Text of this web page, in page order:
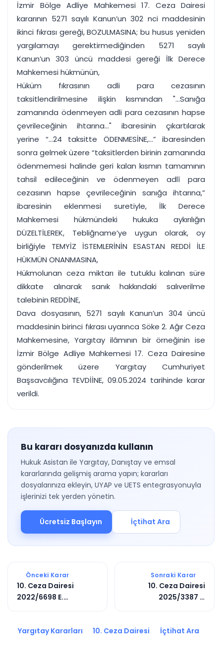
İzmir Bölge Adliye Mahkemesi 17. Ceza Dairesi
kararının 5271 sayılı Kanun’un 302 nci maddesinin
ikinci fıkrası gereği, BOZULMASINA; bu husus yeniden
yargılamayı gerektirmediğinden 5271 sayılı
Kanun’un 303 üncü maddesi gereği İlk Derece
Mahkemesi hükmünün,
Hüküm fıkrasının adli para cezasının
taksitlendirilmesine ilişkin kısmından "...Sanığa
zamanında ödenmeyen adli para cezasının hapse
çevrileceğinin ihtarına..." ibaresinin çıkartılarak
yerine “...24 taksitte ÖDENMESİNE,...” ibaresinden
sonra gelmek üzere “taksitlerden birinin zamanında
ödenmemesi halinde geri kalan kısmın tamamının
tahsil edileceğinin ve ödenmeyen adlî para
cezasının hapse çevrileceğinin sanığa ihtarına,”
ibaresinin eklenmesi suretiyle, İlk Derece
Mahkemesi hükmündeki hukuka aykırılığın
DÜZELTİLEREK, Tebliğname’ye uygun olarak, oy
birliğiyle TEMYİZ İSTEMLERİNİN ESASTAN REDDİ İLE
HÜKMÜN ONANMASINA,
Hükmolunan ceza miktarı ile tutuklu kalınan süre
dikkate alınarak sanık hakkındaki salıverilme
talebinin REDDİNE,
Dava dosyasının, 5271 sayılı Kanun’un 304 üncü
maddesinin birinci fıkrası uyarınca Söke 2. Ağır Ceza
Mahkemesine, Yargıtay ilâmının bir örneğinin ise
İzmir Bölge Adliye Mahkemesi 17. Ceza Dairesine
gönderilmek üzere Yargıtay Cumhuriyet
Başsavcılığına TEVDİİNE, 09.05.2024 tarihinde karar
verildi.
Bu kararı dosyanızda kullanın
Hukuk Asistan ile Yargıtay, Danıştay ve emsal
kararlarında gelişmiş arama yapın; kararları
dosyalarınıza ekleyin, UYAP ve UETS entegrasyonuyla
işlerinizi tek yerden yönetin.
Ücretsiz Başlayın İçtihat Ara
Önceki Karar
10. Ceza Dairesi
2022/6698 E.
Sonraki Karar
10. Ceza Dairesi
2025/3387 E.
Yargıtay Kararları 10. Ceza Dairesi İçtihat Ara